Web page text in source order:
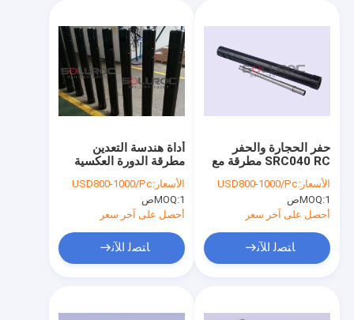
معلومات عنا
أخبار
حالات
أدوات حفر DTH
أداة هندسة التعدين
مطرقة الدورة العكسية
الحفر
الأسعار:USD800-1000/Pc
MOQ:1ص
أحصل على آخر سعر
ﺎﺘﺼﻟ ﺍﻶﻧ
حفر الحجارة والحفر
SRC040 RC مطرقة مع
معدلات اختراق سريعة
الأسعار:USD800-1000/Pc
MOQ:1ص
أحصل على آخر سعر
ﺎﺘﺼﻟ ﺍﻶﻧ